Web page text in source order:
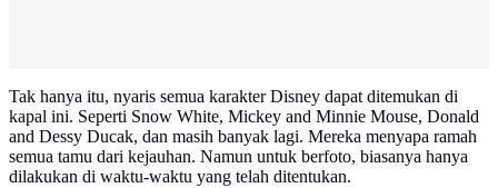
Tak hanya itu, nyaris semua karakter Disney dapat ditemukan di
kapal ini. Seperti Snow White, Mickey and Minnie Mouse, Donald
and Dessy Ducak, dan masih banyak lagi. Mereka menyapa ramah
semua tamu dari kejauhan. Namun untuk berfoto, biasanya hanya
dilakukan di waktu-waktu yang telah ditentukan.